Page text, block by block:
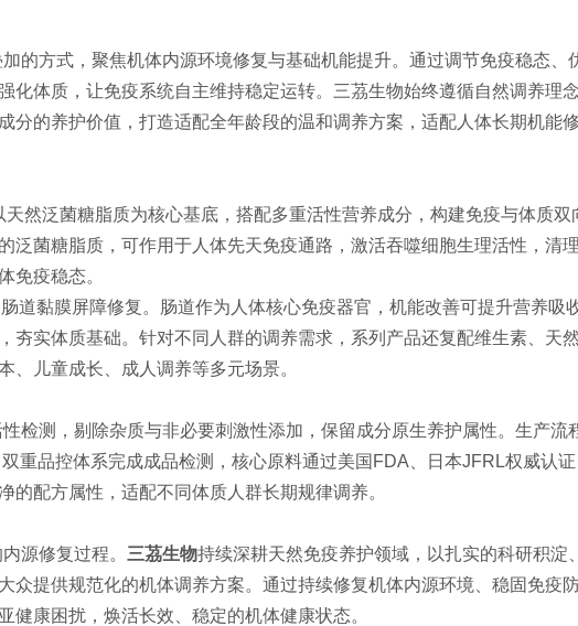
的方式，聚焦机体内源环境修复与基础机能提升。通过调节免疫稳态、
化体质，让免疫系统自主维持稳定运转。三茘生物始终遵循自然调养理念
分的养护价值，打造适配全年龄段的温和调养方案，适配人体长期机能
然泛菌糖脂质为核心基底，搭配多重活性营养成分，构建免疫与体质双
泛菌糖脂质，可作用于人体先天免疫通路，激活吞噬细胞生理活性，清
免疫稳态。
道黏膜屏障修复。肠道作为人体核心免疫器官，机能改善可提升营养吸
夯实体质基础。针对不同人群的调养需求，系列产品还复配维生素、天
、儿童成长、成人调养等多元场景。
检测，剔除杂质与非必要刺激性添加，保留成分原生养护属性。生产流
重品控体系完成成品检测，核心原料通过美国FDA、日本JFRL权威认证
的配方属性，适配不同体质人群长期规律调养。
源修复过程。 三茘生物持续深耕天然免疫养护领域，以扎实的科研积淀、
众提供规范化的机体调养方案。通过持续修复机体内源环境、稳固免疫
健康困扰，焕活长效、稳定的机体健康状态。